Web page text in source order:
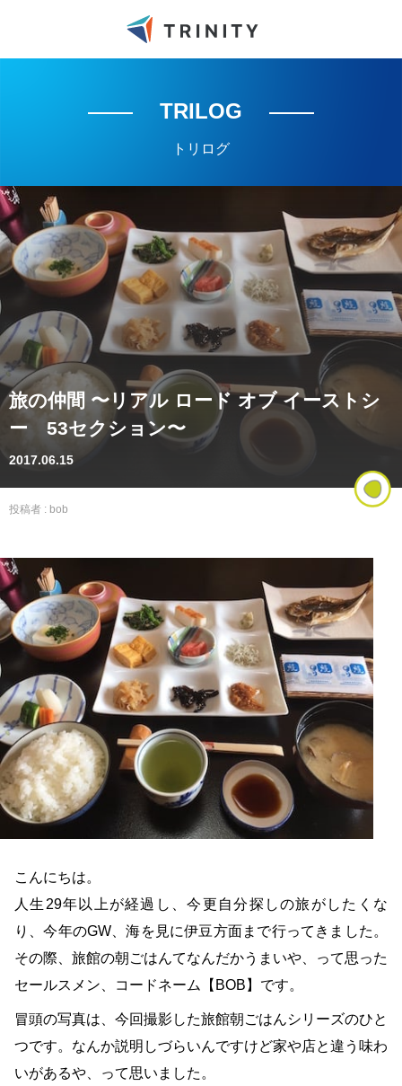
TRILOG
トリログ
旅の仲間 〜リアル ロード オブ イーストシ
ー 53セクション〜
2017.06.15
投稿者 : bob
こんにちは。
人生29年以上が経過し、今更自分探しの旅がしたくな
り、今年のGW、海を見に伊豆方面まで行ってきました。
その際、旅館の朝ごはんてなんだかうまいや、って思った
セールスメン、コードネーム【BOB】です。
冒頭の写真は、今回撮影した旅館朝ごはんシリーズのひと
つです。なんか説明しづらいんですけど家や店と違う味わ
いがあるや、って思いました。